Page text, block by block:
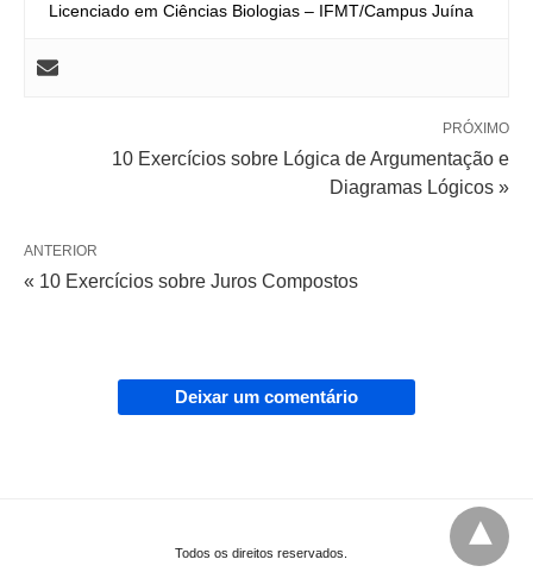
Licenciado em Ciências Biologias – IFMT/Campus Juína
PRÓXIMO
10 Exercícios sobre Lógica de Argumentação e
Diagramas Lógicos »
ANTERIOR
« 10 Exercícios sobre Juros Compostos
Deixar um comentário
Todos os direitos reservados.